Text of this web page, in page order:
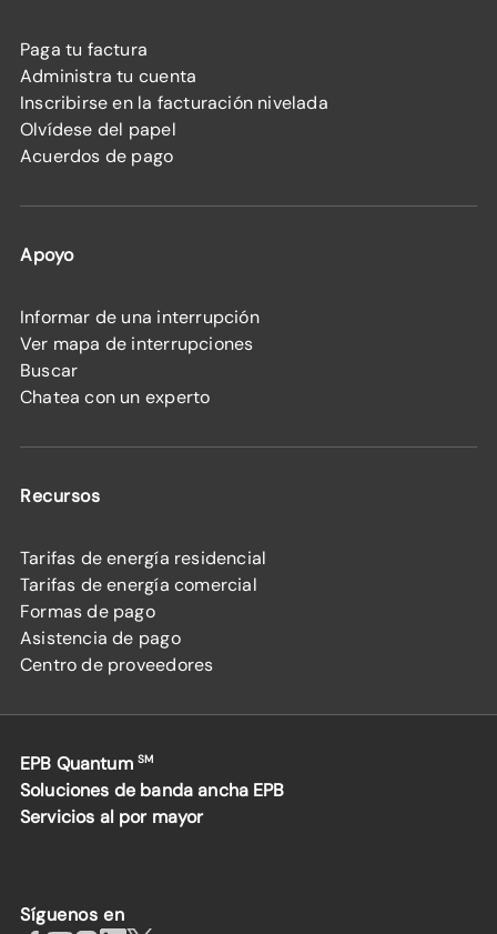
Paga tu factura
Administra tu cuenta
Inscribirse en la facturación nivelada
Olvídese del papel
Acuerdos de pago
Apoyo
Informar de una interrupción
Ver mapa de interrupciones
Buscar
Chatea con un experto
Recursos
Tarifas de energía residencial
Tarifas de energía comercial
Formas de pago
Asistencia de pago
Centro de proveedores
EPB Quantum SM
Soluciones de banda ancha EPB
Servicios al por mayor
Síguenos en